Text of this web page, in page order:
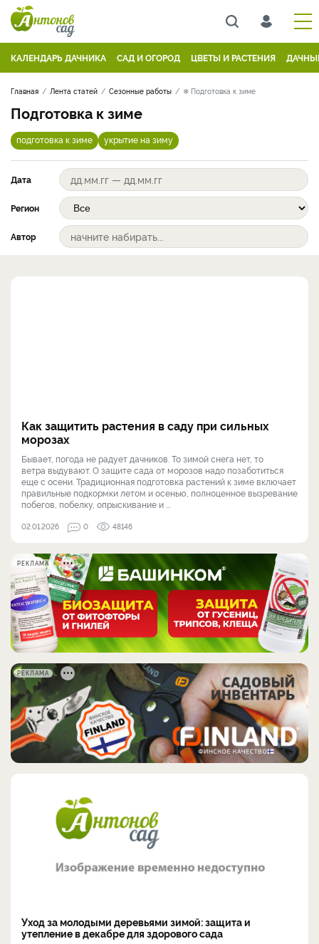
КАЛЕНДАРЬ ДАЧНИКА САД И ОГОРОД ЦВЕТЫ И РАСТЕНИЯ
Главная Лента статей Сезонные работы ❄ Подготовка к зиме
Подготовка к зиме
подготовка к зиме укрытие на зиму
Дата
Регион
Автор
Как защитить растения в саду при сильных
морозах
Бывает, погода не радует дачников. То зимой снега нет, то
ветра выдувают. О защите сада от морозов надо позаботиться
еще с осени. Традиционная подготовка растений к зиме включает
правильные подкормки летом и осенью, полноценное вызревание
побегов, побелку, опрыскивание и ...
02.01.2026 0 48146
РЕКЛАМА
РЕКЛАМА
Уход за молодыми деревьями зимой: защита и
утепление в декабре для здорового сада